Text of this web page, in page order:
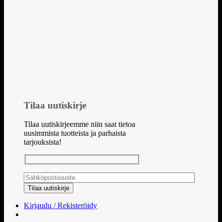
Tilaa uutiskirje
Tilaa uutiskirjeemme niin saat tietoa
uusimmista tuotteista ja parhaista
tarjouksista!
Kirjaudu / Rekisteröidy